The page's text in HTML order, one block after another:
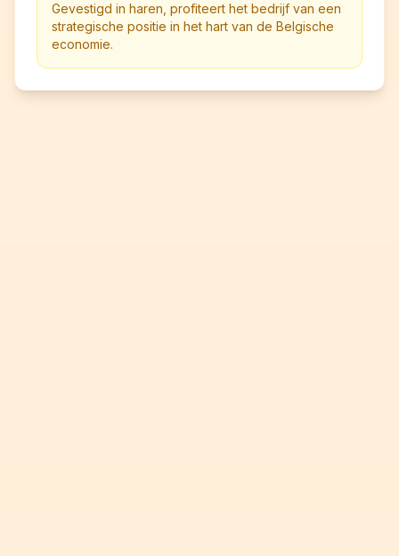
Gevestigd in haren, profiteert het bedrijf van een
strategische positie in het hart van de Belgische
economie.